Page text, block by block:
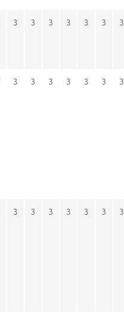
3 3 3 3 3 3 3
3 3 3 3 3 3 3
3 3 3 3 3 3 3